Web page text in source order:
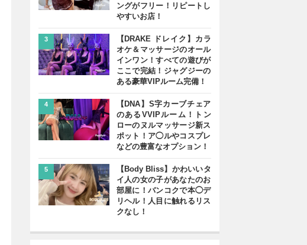
ングがフリー！リピートし
やすいお店！
3
【DRAKE ドレイク】カラ
オケ＆マッサージのオール
インワン！すべての遊びが
ここで完結！ジャグジーの
ある豪華VIPルーム完備！
4
【DNA】S字カーブチェア
のあるVVIPルーム！トン
ローのヌルマッサージ新ス
ポット！ア◯ルやコスプレ
などの豊富なオプション！
5
【Body Bliss】かわいいタ
イ人の女の子があなたのお
部屋に！バンコクで本◯デ
リヘル！人目に触れるリス
クなし！